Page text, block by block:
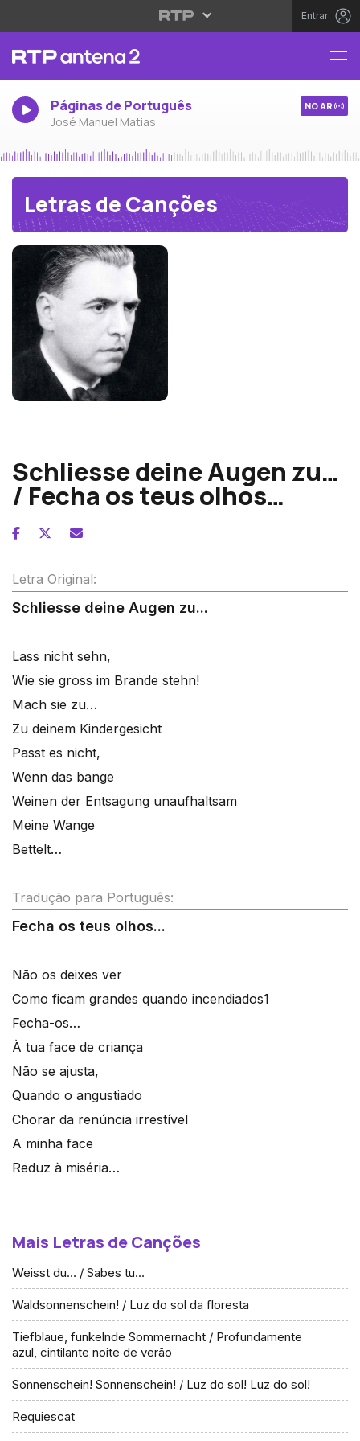
Entrar
Páginas de Português
José Manuel Matias
NO AR
Letras de Canções
Schliesse deine Augen zu…
/ Fecha os teus olhos…
Letra Original:
Schliesse deine Augen zu...
Lass nicht sehn,
Wie sie gross im Brande stehn!
Mach sie zu…
Zu deinem Kindergesicht
Passt es nicht,
Wenn das bange
Weinen der Entsagung unaufhaltsam
Meine Wange
Bettelt…
Tradução para Português:
Fecha os teus olhos...
Não os deixes ver
Como ficam grandes quando incendiados1
Fecha-os…
À tua face de criança
Não se ajusta,
Quando o angustiado
Chorar da renúncia irrestível
A minha face
Reduz à miséria…
Mais Letras de Canções
Weisst du… / Sabes tu…
Waldsonnenschein! / Luz do sol da floresta
Tiefblaue, funkelnde Sommernacht / Profundamente
azul, cintilante noite de verão
Sonnenschein! Sonnenschein! / Luz do sol! Luz do sol!
Requiescat